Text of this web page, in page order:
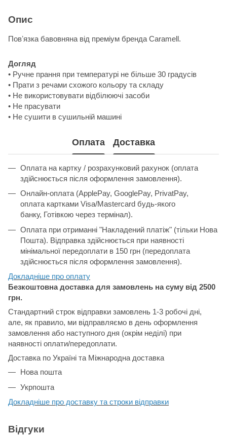
Опис
Повʼязка бавовняна від преміум бренда Caramell.
Догляд
• Ручне прання при температурі не більше 30 градусів
• Прати з речами схожого кольору та складу
• Не використовувати відбілюючі засоби
• Не прасувати
• Не сушити в сушильній машині
Оплата Доставка
Оплата на картку / розрахунковий рахунок (оплата
здійснюється після оформлення замовлення).
Онлайн-оплата (ApplePay, GooglePay, PrivatPay,
оплата картками Visa/Mastercard будь-якого
банку, Готівкою через термінал).
Оплата при отриманні "Накладений платіж" (тільки Нова
Пошта). Відправка здійснюється при наявності
мінімальної передоплати в 150 грн (передоплата
здійснюється після оформлення замовлення).
Докладніше про оплату
Безкоштовна доставка для замовлень на суму від 2500
грн.
Стандартний строк відправки замовлень 1-3 робочі дні,
але, як правило, ми відправляємо в день оформлення
замовлення або наступного дня (окрім неділі) при
наявності оплати/передоплати.
Доставка по Україні та Міжнародна доставка
Нова пошта
Укрпошта
Докладніше про доставку та строки відправки
Відгуки